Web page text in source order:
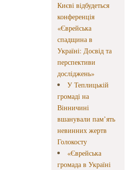
Києві відбудеться
конференція
«Єврейська
спадщина в
Україні: Досвід та
перспективи
досліджень»
У Теплицькій
громаді на
Вінничині
вшанували пам’ять
невинних жертв
Голокосту
«Єврейська
громада в Україні